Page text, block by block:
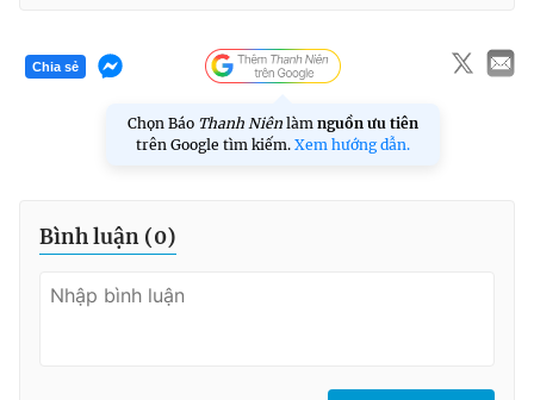
Chia sẻ
Chọn Báo Thanh Niên làm nguồn ưu tiên
trên Google tìm kiếm. Xem hướng dẫn.
Bình luận (0)